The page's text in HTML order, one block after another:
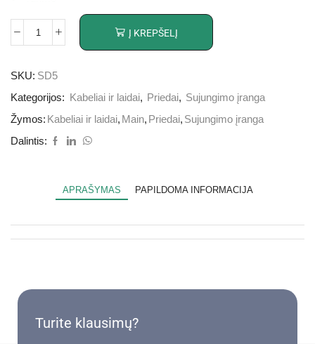
Į KREPŠELĮ
SKU: SD5
Kategorijos:
Kabeliai ir laidai, Priedai, Sujungimo įranga
Žymos: Kabeliai ir laidai, Main, Priedai, Sujungimo įranga
Dalintis:
APRAŠYMAS PAPILDOMA INFORMACIJA
Turite klausimų?